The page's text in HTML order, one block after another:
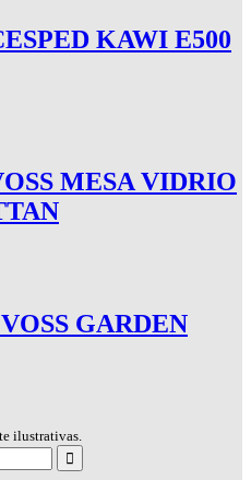
KAWI E500
MESA VIDRIO
GARDEN
ilustrativas.